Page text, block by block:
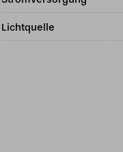
Lichtquelle